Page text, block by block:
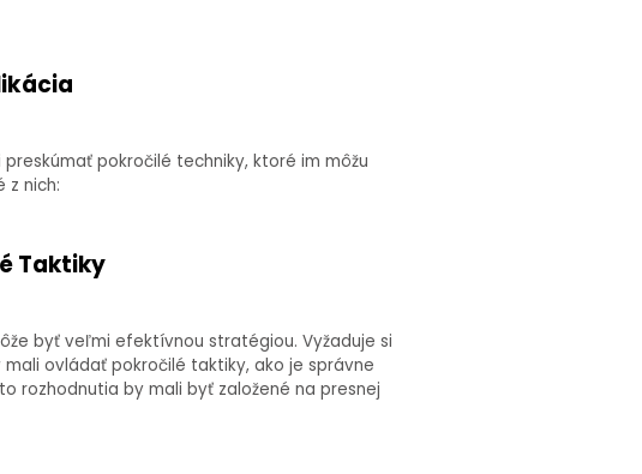
pokročilé techniky, ktoré im môžu
z nich:
Taktiky
byť veľmi efektívnou stratégiou. Vyžaduje si
ovládať pokročilé taktiky, ako je správne
rozhodnutia by mali byť založené na presnej